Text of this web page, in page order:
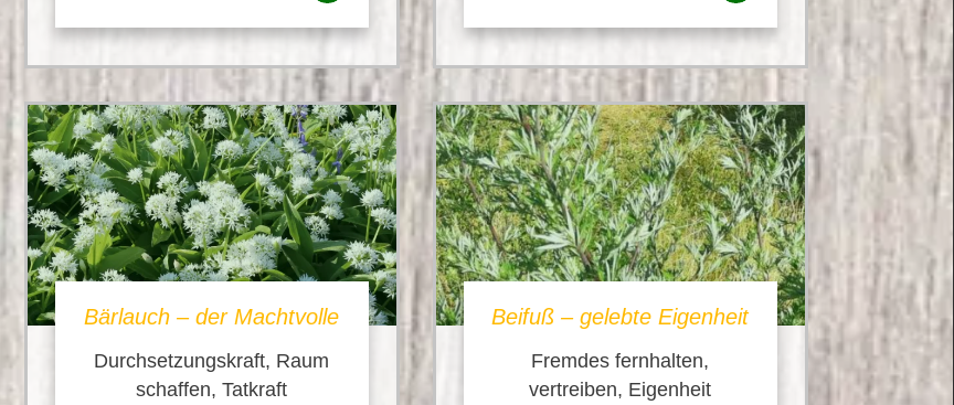
Bärlauch – der Machtvolle
Durchsetzungskraft, Raum
schaffen, Tatkraft
Beifuß – gelebte Eigenheit
Fremdes fernhalten,
vertreiben, Eigenheit